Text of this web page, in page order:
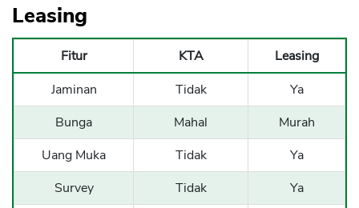
Leasing
Fitur KTA
Leasing
Jaminan
Tidak
Ya
Bunga
Mahal
Murah
Uang Muka
Tidak
Ya
Survey
Tidak
Ya